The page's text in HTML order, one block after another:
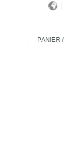
PANIER /